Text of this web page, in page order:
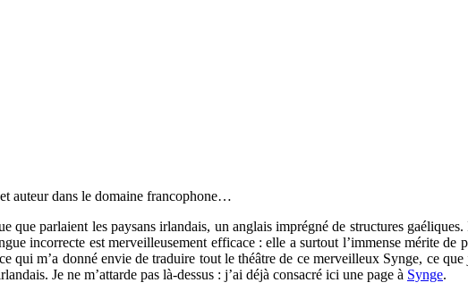
auteur dans le domaine francophone…
parlaient les paysans irlandais, un anglais imprégné de structures
incorrecte est merveilleusement efficace : elle a surtout l’immense mérite de
qui m’a donné envie de traduire tout le théâtre de ce merveilleux Synge, ce
Je ne m’attarde pas là-dessus : j’ai déjà consacré ici une page à Synge.